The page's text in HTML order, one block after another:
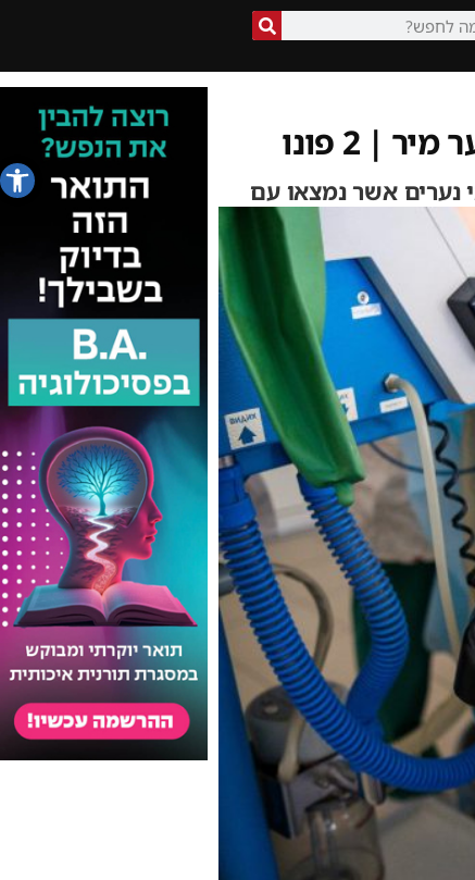
פתח
2 פונו
נערים אשר נמצאו עם